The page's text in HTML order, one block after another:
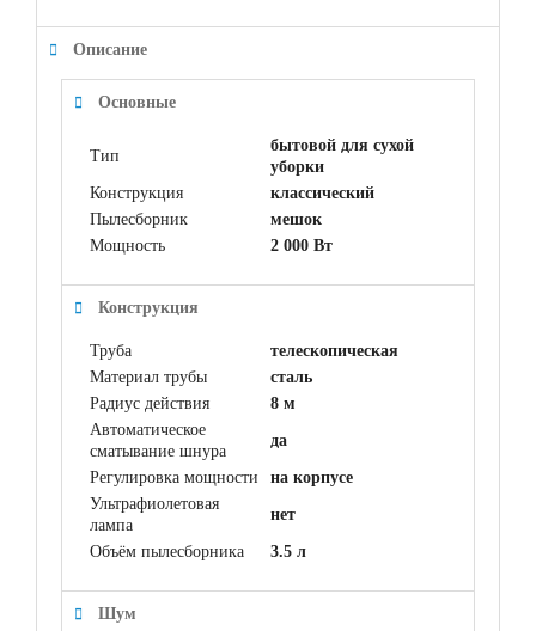
Описание
Основные
Тип
бытовой для сухой
уборки
Конструкция
классический
Пылесборник
мешок
Мощность
2 000 Вт
Конструкция
Труба
телескопическая
Материал трубы
сталь
Радиус действия
8 м
Автоматическое
сматывание шнура
да
Регулировка мощности
на корпусе
Ультрафиолетовая
лампа
нет
Объём пылесборника 3.5 л
Шум